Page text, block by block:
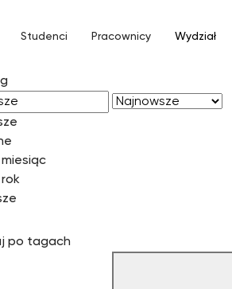
Studenci Pracownicy Wydział
po tagach